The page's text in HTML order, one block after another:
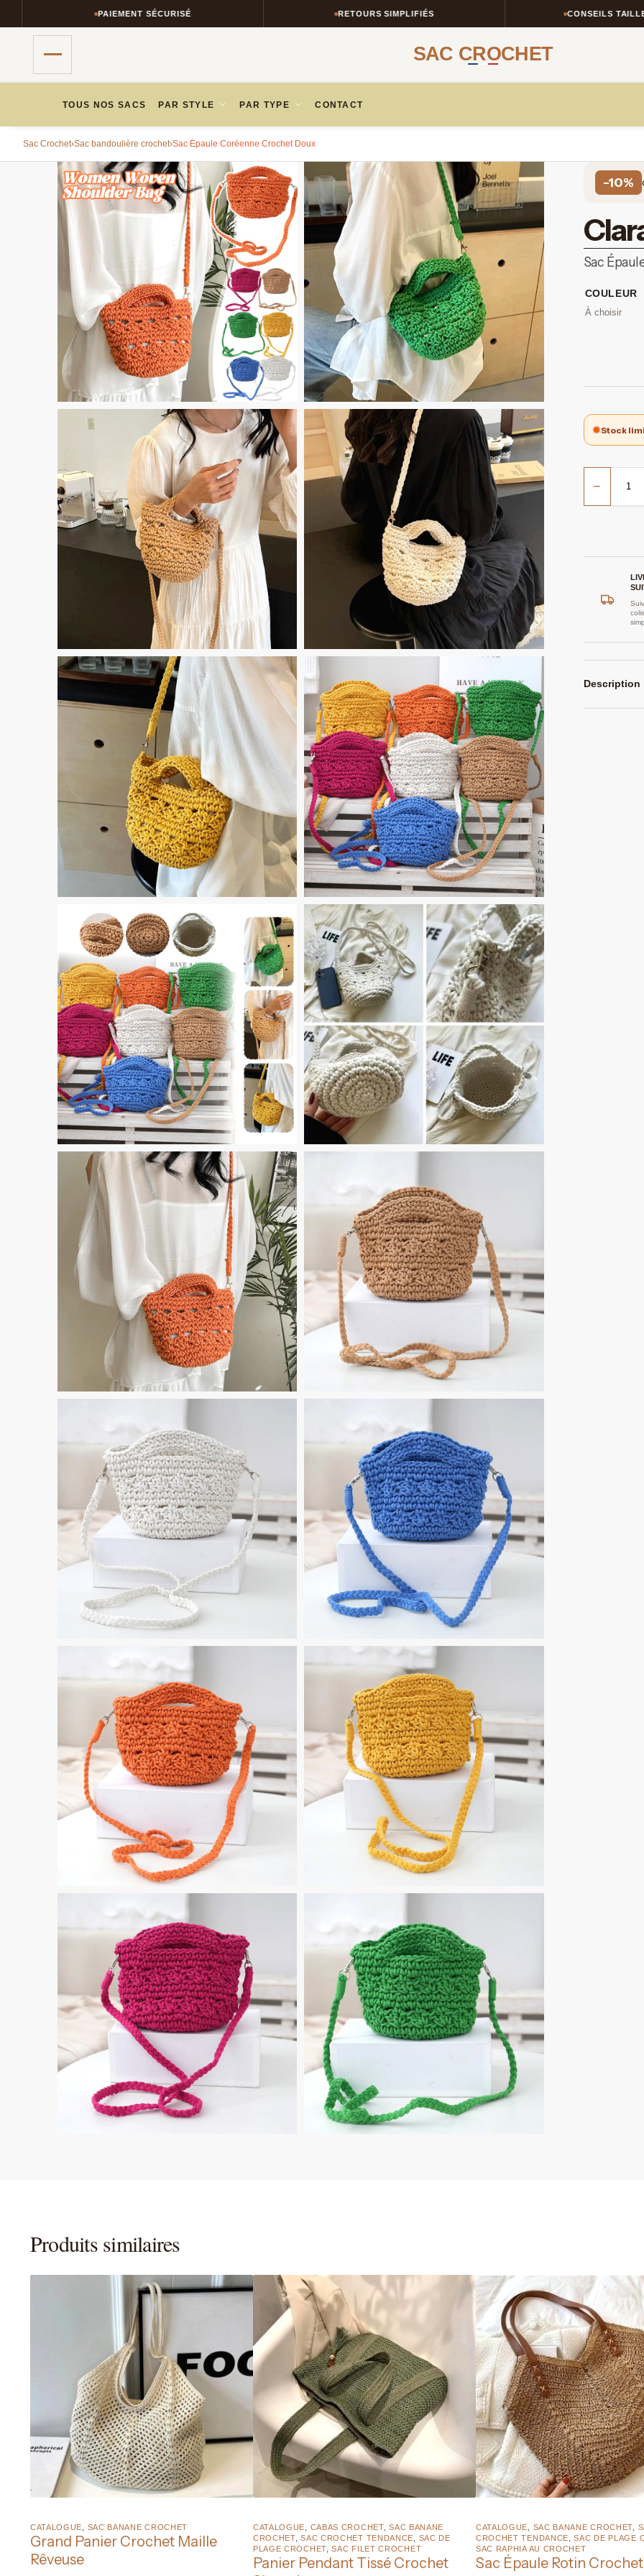
PAIEMENT SÉCURISÉ RETOURS SIMPLIFIÉS CONSEILS TAILLE & STYLE
SAC CROCHET
TOUS NOS SACS PAR STYLE PAR TYPE CONTACT
Sac Crochet›Sac bandoulière crochet›Sac Épaule Coréenne Crochet Doux
-10%
Sac
COULEUR
Stock
−
colis
Description
Produits similaires
CATALOGUE SAC BANANE CROCHET
Grand Panier Crochet Maille
Rêveuse
CATALOGUE CABAS CROCHET,SAC BANANE
CROCHET,SAC CROCHET TENDANCE
SAC DE
PLAGE CROCHET,SAC FILET CROCHET
Panier Pendant Tissé Crochet
CATALOGUE SAC BANANE CROCHET
CROCHET TENDANCE ,SAC DE PLAGE
SAC RAPHIA AU CROCHET
Sac Épaule Rotin